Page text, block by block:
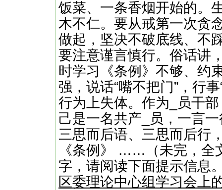
饭菜、一条香烟开始的。
木不仁。要从戒第一次贪
做起，坚决不破底线、不
要注意谨言慎行。俗话讲
时学习《条例》不够、约
强，说话“嘴不把门”，行
行为上失体。作为_员干
己是一名共产_员，一言
三思而后语、三思而后行
《条例》 ……（未完，全
字，请阅读下面提示信息
区委理论中心组学习会上